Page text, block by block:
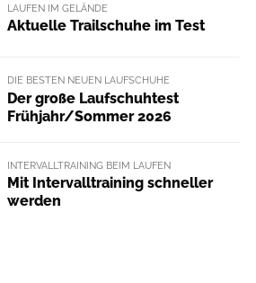
LAUFEN IM GELÄNDE
Aktuelle Trailschuhe im Test
DIE BESTEN NEUEN LAUFSCHUHE
Der große Laufschuhtest
Frühjahr/Sommer 2026
INTERVALLTRAINING BEIM LAUFEN
Mit Intervalltraining schneller
werden